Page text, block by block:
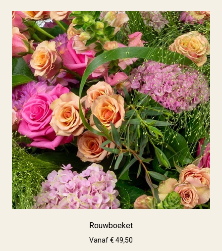
Rouwboeket
Vanaf € 49,50